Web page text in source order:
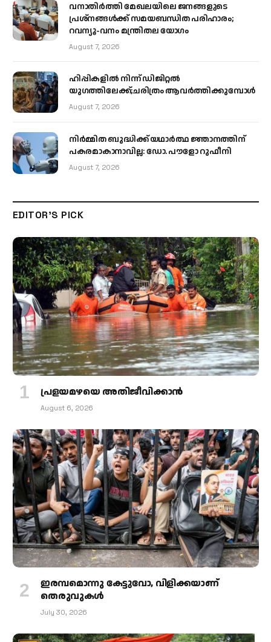
വനാതിർത്തി മേഖലയിലെ ജനങ്ങളുടെ
പ്രശ്നങ്ങൾക്ക് സമയബന്ധിത പരിഹാരം;
റവന്യൂ-വനം മന്ത്രിതല യോഗം
August 7, 2026
ഹിപ്പികളില്‍ നിന്ന് ഡിജിറ്റല്‍
യുഗത്തിലേക്ക്;ചരിത്രം ആവര്‍ത്തിക്കുമ്പോള്‍
August 7, 2026
നിർമ്മിത ബുദ്ധിക്ക് യഥാർത്ഥ ജ്ഞാനത്തിന്
പകരമാകാനാവില്ല: ഡോ. പൗളോ റുഫീനി
August 7, 2026
EDITOR'S PICK
പ്രളയമഴയെ അതിജീവിക്കാന്‍
August 6, 2026
ഇരമ്പമൊന്നു കേട്ടുവോ, വിളിക്കയാണ്
തെരുവുകള്‍
July 30, 2026